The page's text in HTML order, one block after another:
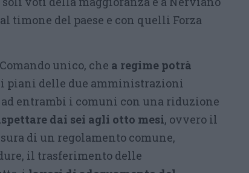
timone del paese e con quelli Forza
unico, che a regime potrà
piani delle due amministrazioni
entrambi i comuni con una riduzione
dai sei agli otto mesi, ovvero il
di un regolamento comune,
il trasferimento delle